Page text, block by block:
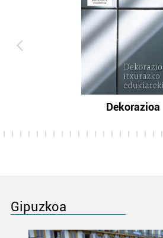
Dekorazioa
Gipuzkoa